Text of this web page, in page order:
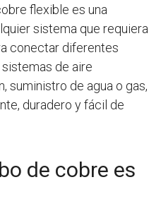
flexible es una
sistema que requiera
conectar diferentes
de aire
suministro de agua o gas,
duradero y fácil de
de cobre es